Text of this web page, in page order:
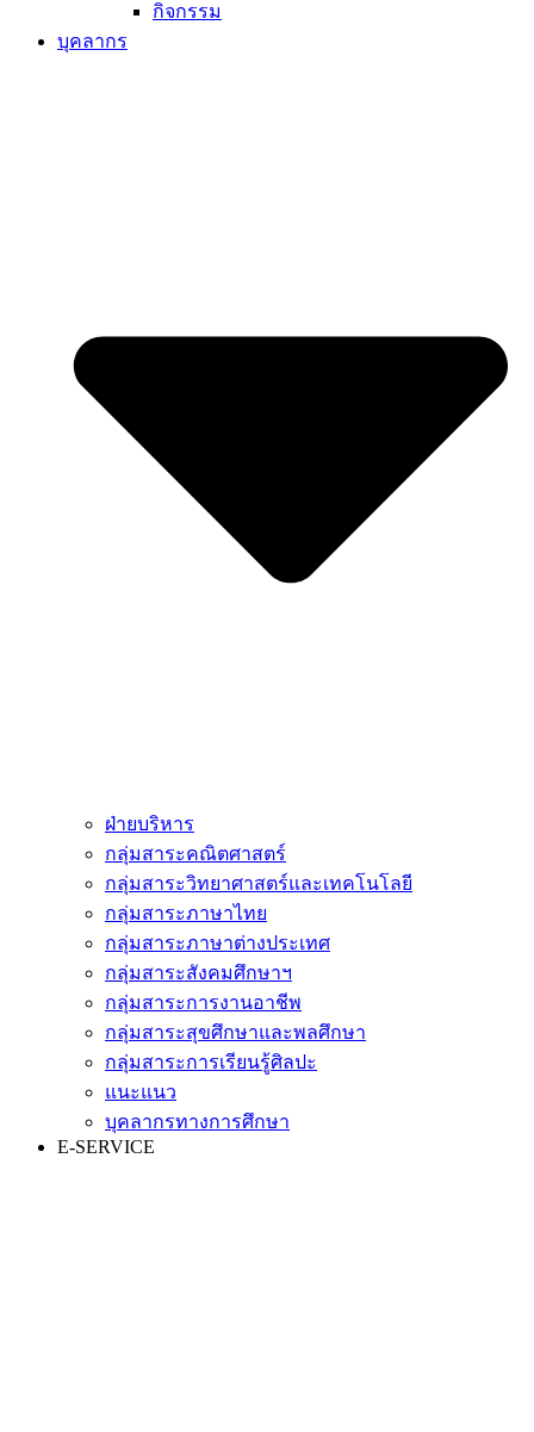
กิจกรรม
บุคลากร
ฝ่ายบริหาร
กลุ่มสาระคณิตศาสตร์
กลุ่มสาระวิทยาศาสตร์และเทคโนโลยี
กลุ่มสาระภาษาไทย
กลุ่มสาระภาษาต่างประเทศ
กลุ่มสาระสังคมศึกษาฯ
กลุ่มสาระการงานอาชีพ
กลุ่มสาระสุขศึกษาและพลศึกษา
กลุ่มสาระการเรียนรู้ศิลปะ
แนะแนว
บุคลากรทางการศึกษา
E-SERVICE